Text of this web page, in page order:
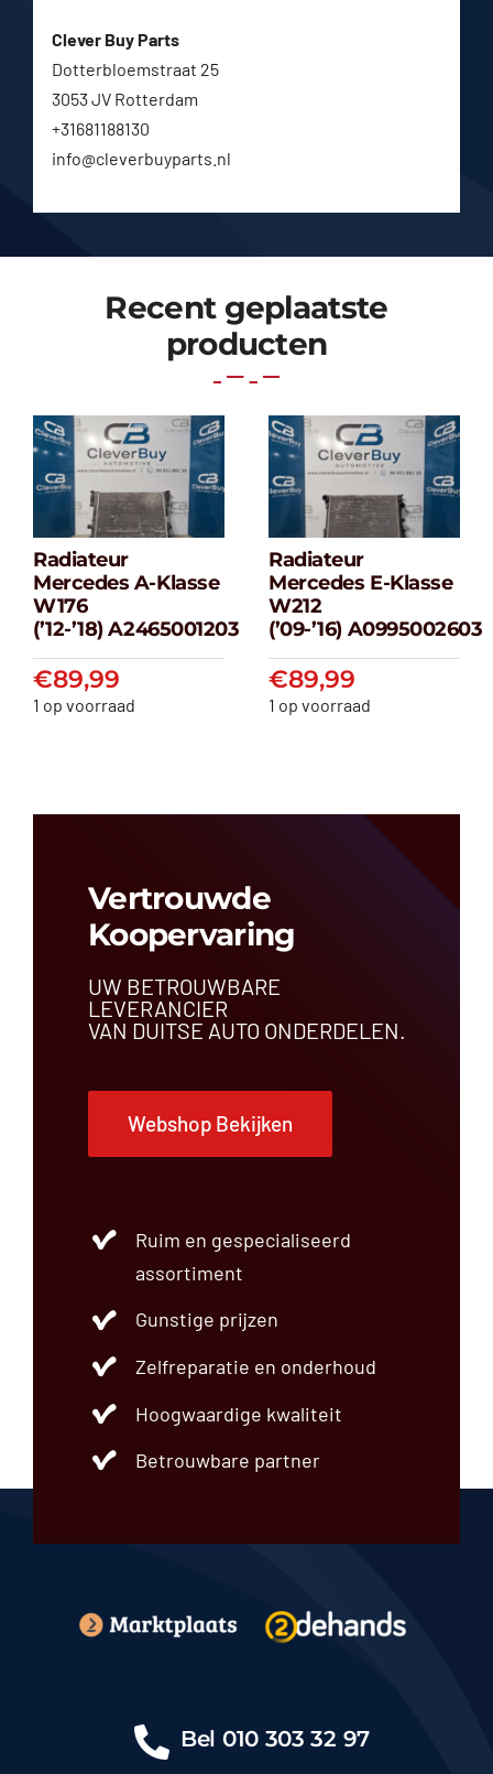
Clever Buy Parts
Dotterbloemstraat 25
3053 JV Rotterdam
+31681188130
info@cleverbuyparts.nl
Recent geplaatste
producten
Radiateur
Mercedes A-
klasse W176
(’12-’18) A2465001203
€89,99
Radiateur
Mercedes A-Klasse
W176
(’12-’18) A2465001203
€89,99
1 op voorraad
Radiateur
Mercedes E-
klasse W212
(’09-’16)
€89,99
Radiateur
Mercedes E-Klasse
W212
(’09-’16) A0995002603
€89,99
1 op voorraad
Vertrouwde
Koopervaring
UW BETROUWBARE
LEVERANCIER
VAN DUITSE AUTO ONDERDELEN.
Webshop Bekijken
Ruim en gespecialiseerd
assortiment
Gunstige prijzen
Zelfreparatie en onderhoud
Hoogwaardige kwaliteit
Betrouwbare partner
Bel 010 303 32 97